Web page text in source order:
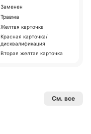
Заменен
Травма
Желтая карточка
Красная карточка/
дисквалификация
Вторая желтая карточка
См. все